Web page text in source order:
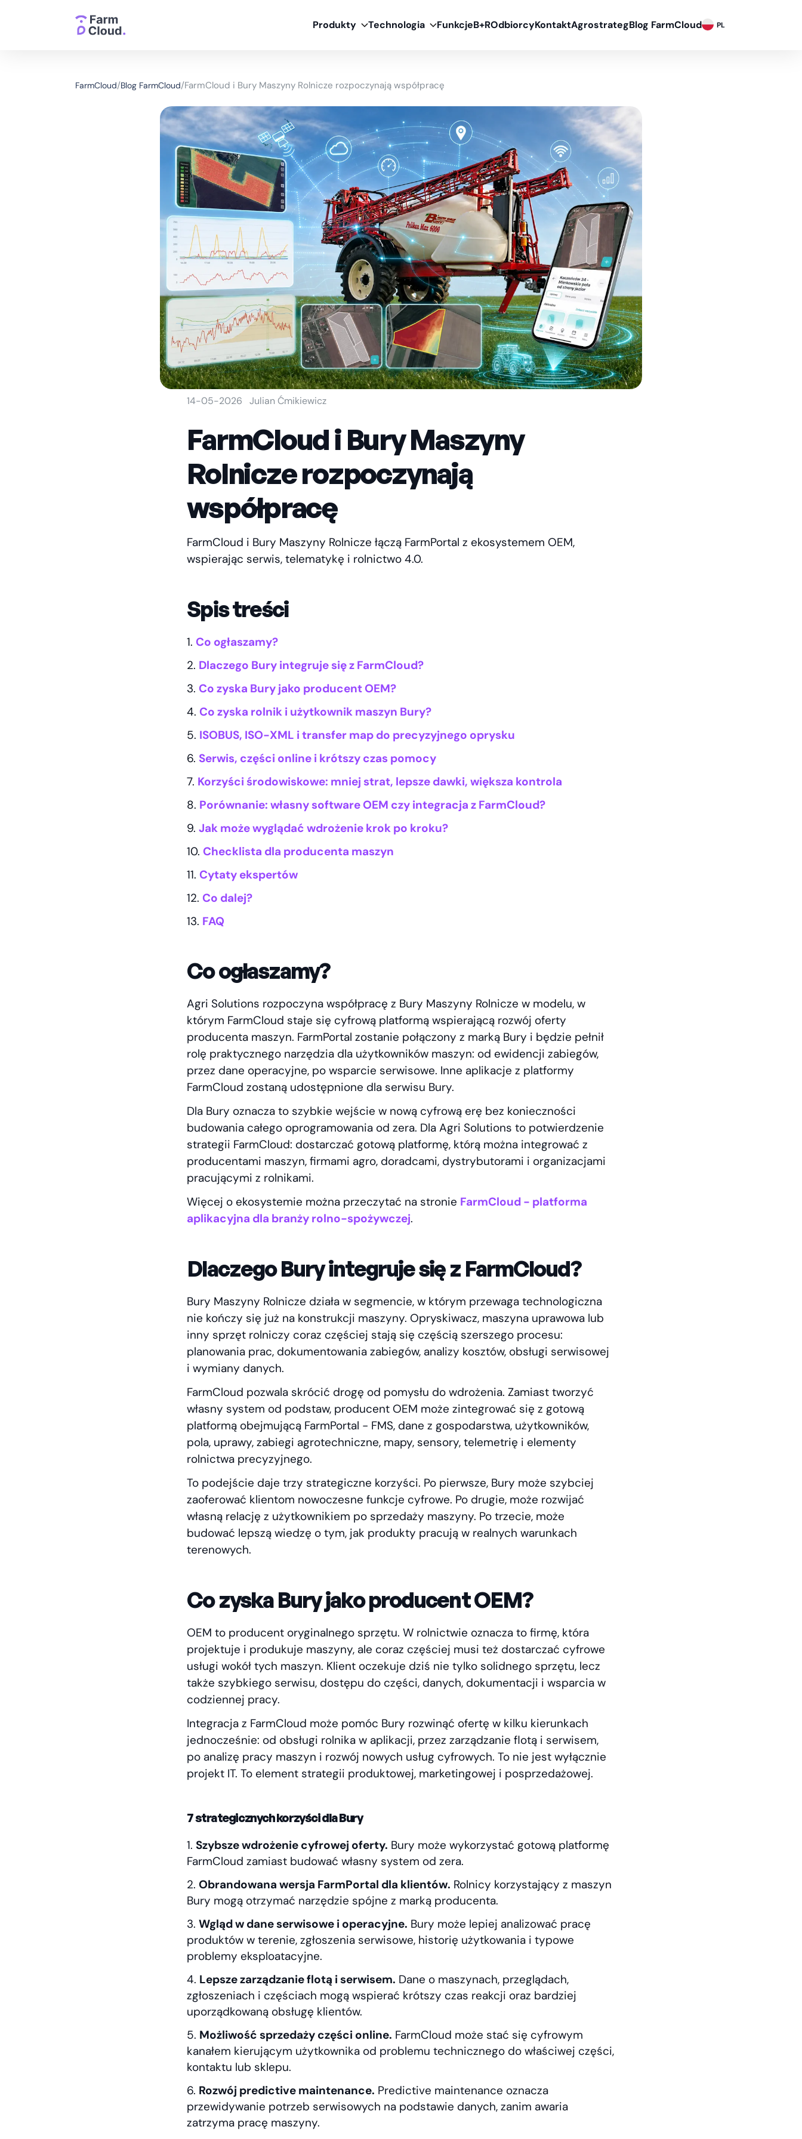
Produkty Technologia FunkcjeB+ROdbiorcyKontaktAgrostrategBlog FarmCloud PL
FarmCloud/Blog FarmCloud/FarmCloud i Bury Maszyny Rolnicze rozpoczynają współpracę
14-05-2026 Julian Ćmikiewicz
FarmCloud i Bury Maszyny
Rolnicze rozpoczynają
współpracę
FarmCloud i Bury Maszyny Rolnicze łączą FarmPortal z ekosystemem OEM,
wspierając serwis, telematykę i rolnictwo 4.0.
Spis treści
Co ogłaszamy?
Dlaczego Bury integruje się z FarmCloud?
Co zyska Bury jako producent OEM?
Co zyska rolnik i użytkownik maszyn Bury?
ISOBUS, ISO-XML i transfer map do precyzyjnego oprysku
Serwis, części online i krótszy czas pomocy
Korzyści środowiskowe: mniej strat, lepsze dawki, większa kontrola
Porównanie: własny software OEM czy integracja z FarmCloud?
Jak może wyglądać wdrożenie krok po kroku?
Checklista dla producenta maszyn
Cytaty ekspertów
Co dalej?
FAQ
Co ogłaszamy?
Agri Solutions rozpoczyna współpracę z Bury Maszyny Rolnicze w modelu, w
którym FarmCloud staje się cyfrową platformą wspierającą rozwój oferty
producenta maszyn. FarmPortal zostanie połączony z marką Bury i będzie pełnił
rolę praktycznego narzędzia dla użytkowników maszyn: od ewidencji zabiegów,
przez dane operacyjne, po wsparcie serwisowe. Inne aplikacje z platformy
FarmCloud zostaną udostępnione dla serwisu Bury.
Dla Bury oznacza to szybkie wejście w nową cyfrową erę bez konieczności
budowania całego oprogramowania od zera. Dla Agri Solutions to potwierdzenie
strategii FarmCloud: dostarczać gotową platformę, którą można integrować z
producentami maszyn, firmami agro, doradcami, dystrybutorami i organizacjami
pracującymi z rolnikami.
Więcej o ekosystemie można przeczytać na stronie FarmCloud - platforma
aplikacyjna dla branży rolno-spożywczej.
Dlaczego Bury integruje się z FarmCloud?
Bury Maszyny Rolnicze działa w segmencie, w którym przewaga technologiczna
nie kończy się już na konstrukcji maszyny. Opryskiwacz, maszyna uprawowa lub
inny sprzęt rolniczy coraz częściej stają się częścią szerszego procesu:
planowania prac, dokumentowania zabiegów, analizy kosztów, obsługi serwisowej
i wymiany danych.
FarmCloud pozwala skrócić drogę od pomysłu do wdrożenia. Zamiast tworzyć
własny system od podstaw, producent OEM może zintegrować się z gotową
platformą obejmującą FarmPortal - FMS, dane z gospodarstwa, użytkowników,
pola, uprawy, zabiegi agrotechniczne, mapy, sensory, telemetrię i elementy
rolnictwa precyzyjnego.
To podejście daje trzy strategiczne korzyści. Po pierwsze, Bury może szybciej
zaoferować klientom nowoczesne funkcje cyfrowe. Po drugie, może rozwijać
własną relację z użytkownikiem po sprzedaży maszyny. Po trzecie, może
budować lepszą wiedzę o tym, jak produkty pracują w realnych warunkach
terenowych.
Co zyska Bury jako producent OEM?
OEM to producent oryginalnego sprzętu. W rolnictwie oznacza to firmę, która
projektuje i produkuje maszyny, ale coraz częściej musi też dostarczać cyfrowe
usługi wokół tych maszyn. Klient oczekuje dziś nie tylko solidnego sprzętu, lecz
także szybkiego serwisu, dostępu do części, danych, dokumentacji i wsparcia w
codziennej pracy.
Integracja z FarmCloud może pomóc Bury rozwinąć ofertę w kilku kierunkach
jednocześnie: od obsługi rolnika w aplikacji, przez zarządzanie flotą i serwisem,
po analizę pracy maszyn i rozwój nowych usług cyfrowych. To nie jest wyłącznie
projekt IT. To element strategii produktowej, marketingowej i posprzedażowej.
7 strategicznych korzyści dla Bury
Szybsze wdrożenie cyfrowej oferty. Bury może wykorzystać gotową platformę
FarmCloud zamiast budować własny system od zera.
Obrandowana wersja FarmPortal dla klientów. Rolnicy korzystający z maszyn
Bury mogą otrzymać narzędzie spójne z marką producenta.
Wgląd w dane serwisowe i operacyjne. Bury może lepiej analizować pracę
produktów w terenie, zgłoszenia serwisowe, historię użytkowania i typowe
problemy eksploatacyjne.
Lepsze zarządzanie flotą i serwisem. Dane o maszynach, przeglądach,
zgłoszeniach i częściach mogą wspierać krótszy czas reakcji oraz bardziej
uporządkowaną obsługę klientów.
Możliwość sprzedaży części online. FarmCloud może stać się cyfrowym
kanałem kierującym użytkownika od problemu technicznego do właściwej części,
kontaktu lub sklepu.
Rozwój predictive maintenance. Predictive maintenance oznacza
przewidywanie potrzeb serwisowych na podstawie danych, zanim awaria
zatrzyma pracę maszyny.